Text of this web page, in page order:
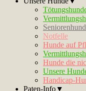
Notfelle
Hunde auf
Hunde die
Unsere
Handicap-
Paten-Info▼